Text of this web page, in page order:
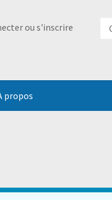
ou s'inscrire
propos